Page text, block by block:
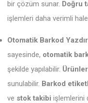
bir çözüm sunar. Doğru
işlemleri daha verimli hale
Otomatik Barkod
sayesinde, otomatik
şekilde yapılabilir.
sunulabilir. Barkod
ve stok takibi işlemlerini